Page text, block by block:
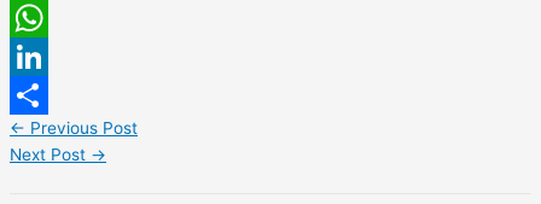
Email
WhatsApp
LinkedIn
Share
← Previous Post
Next Post →